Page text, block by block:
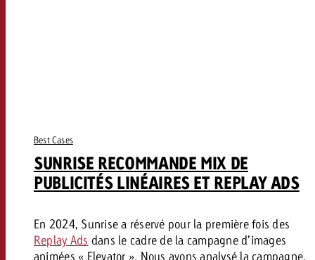
Best Cases
SUNRISE RECOMMANDE MIX DE
PUBLICITÉS LINÉAIRES ET REPLAY ADS
En 2024, Sunrise a réservé pour la première fois des
Replay Ads dans le cadre de la campagne d’images
animées « Elevator ». Nous avons analysé la campagne.